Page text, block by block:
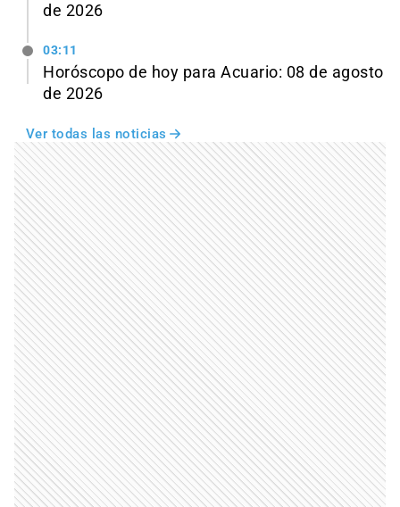
de 2026
03:11
Horóscopo de hoy para Acuario: 08 de agosto
de 2026
Ver todas las noticias